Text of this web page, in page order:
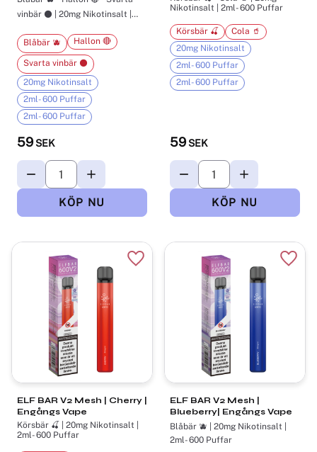
vinbär ⚫ | 20mg Nikotinsalt |
59 SEK
Blåbär 🫐 Hallon 🔴
Svarta vinbär ⚫
20mg Nikotinsalt
2ml- 600 Puffar
2ml- 600 Puffar
Nikotinsalt | 2ml- 600 Puffar
59 SEK
Körsbär 🍒
Cola 🥤
20mg Nikotinsalt
2ml- 600 Puffar
2ml- 600 Puffar
ELF BAR V2 Mesh | Cherry |
Engångs Vape
Körsbär 🍒 | 20mg Nikotinsalt |
2ml- 600 Puffar
Lägg till i favoriter
ELF BAR V2 Mesh |
Blueberry| Engångs Vape
Blåbär 🫐 | 20mg Nikotinsalt |
2ml- 600 Puffar